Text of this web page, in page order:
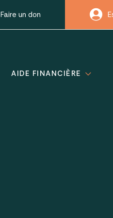
Faire un don
AIDE FINANCIÈRE